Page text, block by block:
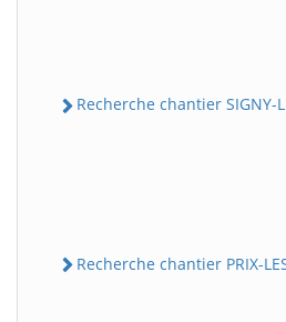
Recherche chantier SIGNY-
Recherche chantier PRIX-